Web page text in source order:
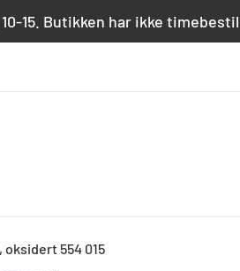
15. Butikken har ikke
554 015